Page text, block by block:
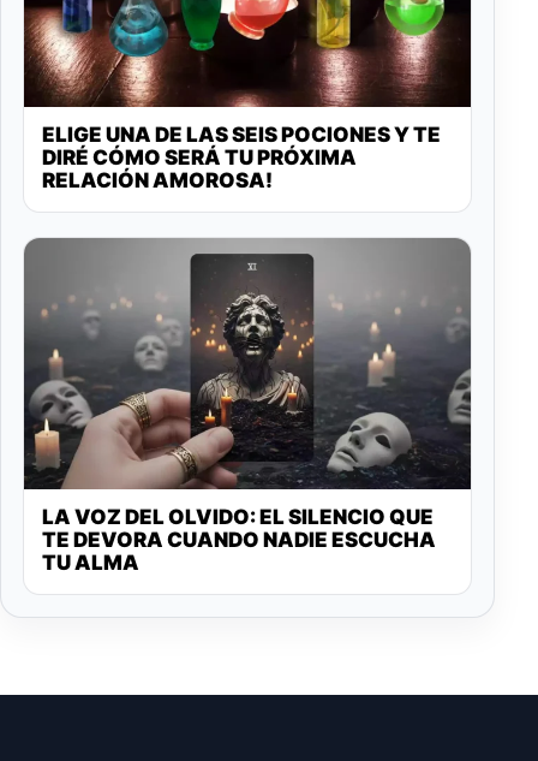
ELIGE UNA DE LAS SEIS POCIONES Y TE
DIRÉ CÓMO SERÁ TU PRÓXIMA
RELACIÓN AMOROSA!
LA VOZ DEL OLVIDO: EL SILENCIO QUE
TE DEVORA CUANDO NADIE ESCUCHA
TU ALMA